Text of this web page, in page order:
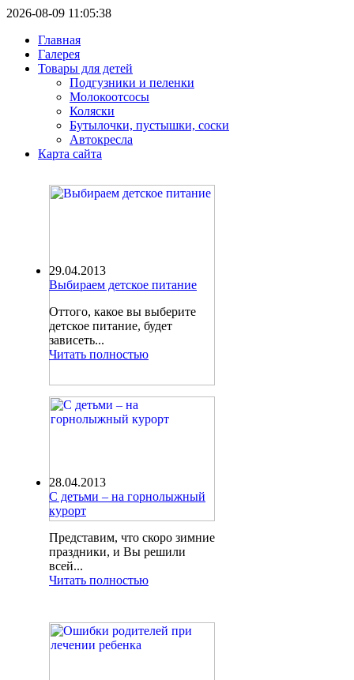
2026-08-09 11:05:38
Главная
Галерея
Товары для детей
Подгузники и пеленки
Молокоотсосы
Коляски
Бутылочки, пустышки, соски
Автокресла
Карта сайта
29.04.2013
Выбираем детское питание
Оттого, какое вы выберите
детское питание, будет
зависеть...
Читать полностью
28.04.2013
С детьми – на горнолыжный
курорт
Представим, что скоро зимние
праздники, и Вы решили
всей...
Читать полностью